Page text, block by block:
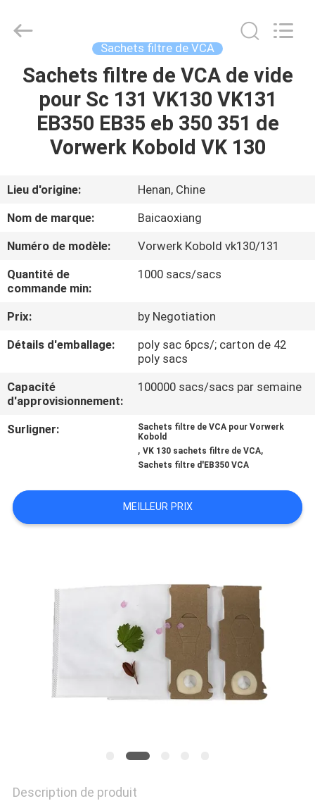
MAISON
PRODUITS
SUJET
DE
NOUS
VISITE
D'USINE
CONTRÔLE
QUALITÉ
CONTACTEZ-
DEMANDEZ
PRIVACY
Developed
Sachets filtre de VCA
Sachets filtre de VCA de vide
pour Sc 131 VK130 VK131
EB350 EB35 eb 350 351 de
Vorwerk Kobold VK 130
Lieu d'origine:
Henan, Chine
Nom de marque:
Baicaoxiang
Numéro de modèle:
Vorwerk Kobold vk130/131
Quantité de
commande min:
1000 sacs/sacs
Prix:
by Negotiation
Détails d'emballage:
poly sac 6pcs/; carton de 42
poly sacs
Capacité
d'approvisionnement:
100000 sacs/sacs par semaine
Surligner:
Sachets filtre de VCA pour Vorwerk
Kobold
,VK 130 sachets filtre de VCA,
Sachets filtre d'EB350 VCA
MEILLEUR PRIX
Description de produit